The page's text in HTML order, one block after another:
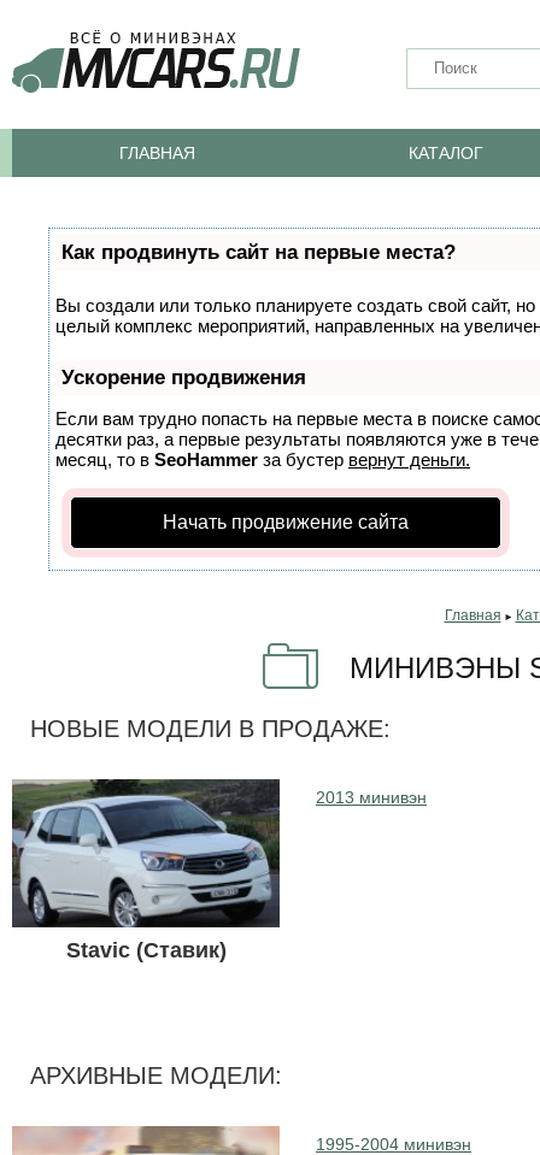
ГЛАВНАЯ КАТАЛОГ
Как продвинуть сайт на первые места?
Вы создали или только планируете создать свой сайт,
целый комплекс мероприятий, направленных на
Ускорение продвижения
Если вам трудно попасть на первые места в поиске
десятки раз, а первые результаты появляются уже в
месяц, то в SeoHammer за бустер вернут деньги.
Начать продвижение сайта
Главная ►
МИНИВЭНЫ
НОВЫЕ МОДЕЛИ В ПРОДАЖЕ:
Stavic (Ставик)
2013 минивэн
АРХИВНЫЕ МОДЕЛИ:
1995-2004 минивэн